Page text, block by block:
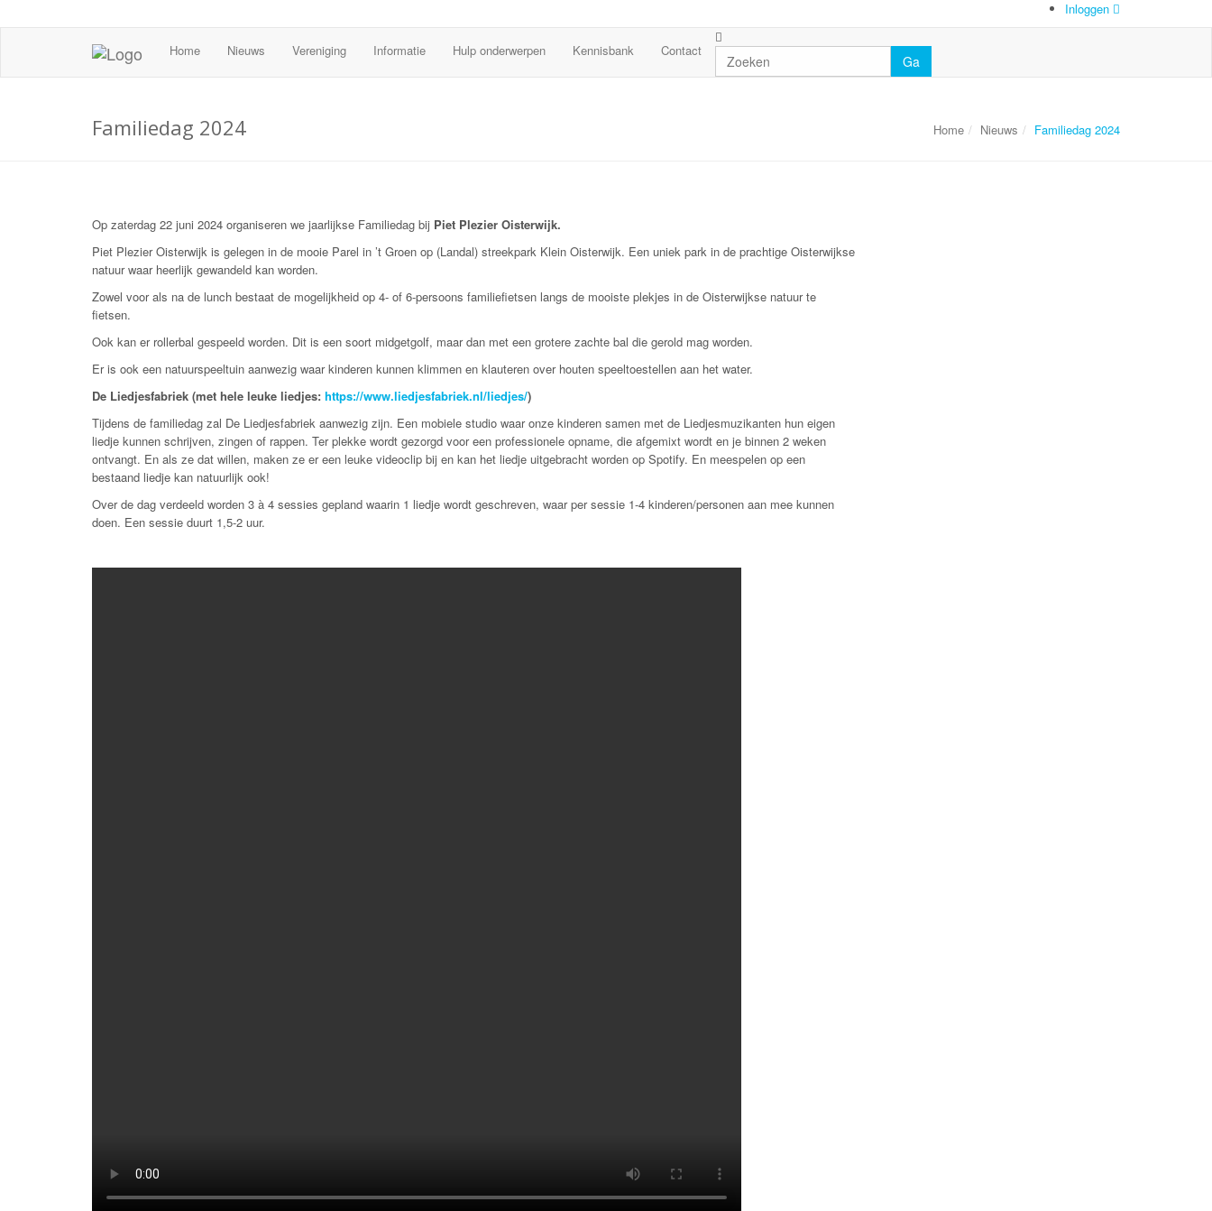
Inloggen
Home Nieuws Vereniging Informatie Hulp onderwerpen Kennisbank Contact
Ga
Familiedag 2024 Home Nieuws Familiedag 2024
Op zaterdag 22 juni 2024 organiseren we jaarlijkse Familiedag bij Piet Plezier Oisterwijk.
Piet Plezier Oisterwijk is gelegen in de mooie Parel in ’t Groen op (Landal) streekpark Klein Oisterwijk. Een uniek park in de prachtige Oisterwijkse
natuur waar heerlijk gewandeld kan worden.
Zowel voor als na de lunch bestaat de mogelijkheid op 4- of 6-persoons familiefietsen langs de mooiste plekjes in de Oisterwijkse natuur te
fietsen.
Ook kan er rollerbal gespeeld worden. Dit is een soort midgetgolf, maar dan met een grotere zachte bal die gerold mag worden.
Er is ook een natuurspeeltuin aanwezig waar kinderen kunnen klimmen en klauteren over houten speeltoestellen aan het water.
De Liedjesfabriek (met hele leuke liedjes: https://www.liedjesfabriek.nl/liedjes/)
Tijdens de familiedag zal De Liedjesfabriek aanwezig zijn. Een mobiele studio waar onze kinderen samen met de Liedjesmuzikanten hun eigen
liedje kunnen schrijven, zingen of rappen. Ter plekke wordt gezorgd voor een professionele opname, die afgemixt wordt en je binnen 2 weken
ontvangt. En als ze dat willen, maken ze er een leuke videoclip bij en kan het liedje uitgebracht worden op Spotify. En meespelen op een
bestaand liedje kan natuurlijk ook!
Over de dag verdeeld worden 3 à 4 sessies gepland waarin 1 liedje wordt geschreven, waar per sessie 1-4 kinderen/personen aan mee kunnen
doen. Een sessie duurt 1,5-2 uur.